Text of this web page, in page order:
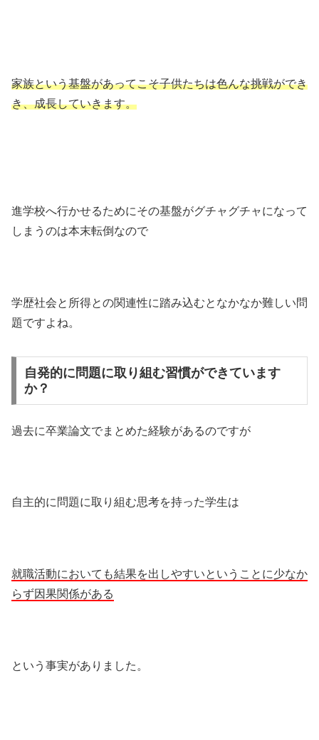
家族という基盤があってこそ子供たちは色んな挑戦ができ
き、成長していきます。
進学校へ行かせるためにその基盤がグチャグチャになって
しまうのは本末転倒なので
学歴社会と所得との関連性に踏み込むとなかなか難しい問
題ですよね。
自発的に問題に取り組む習慣ができています
か？
過去に卒業論文でまとめた経験があるのですが
自主的に問題に取り組む思考を持った学生は
就職活動においても結果を出しやすいということに少なか
らず因果関係がある
という事実がありました。